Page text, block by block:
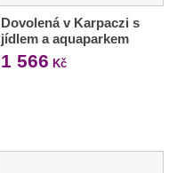
Dovolená v Karpaczi s
jídlem a aquaparkem
1 566 Kč